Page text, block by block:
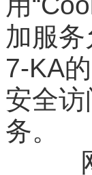
加服
7-KA
安全
务。
网